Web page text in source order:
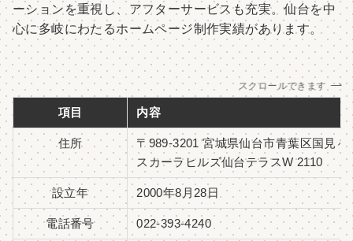
ーションを重視し、アフターサービスも充実。仙台を中
心に多岐にわたるホームページ制作実績があります。
スクロールできます
項目 内容
住所
〒989-3201 宮城県仙台市青葉区国見ヶ
スカーラヒルズ仙台テラスW 2110
設立年 2000年8月28日
電話番号 022-393-4240